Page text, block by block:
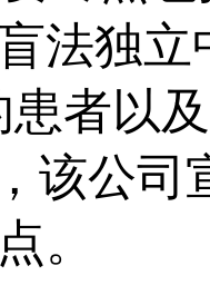
盲法独
患者以
该公
。